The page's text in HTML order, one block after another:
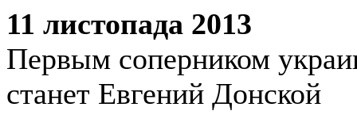
11 листопада 2013
Первым соперником
станет Евгений Донской